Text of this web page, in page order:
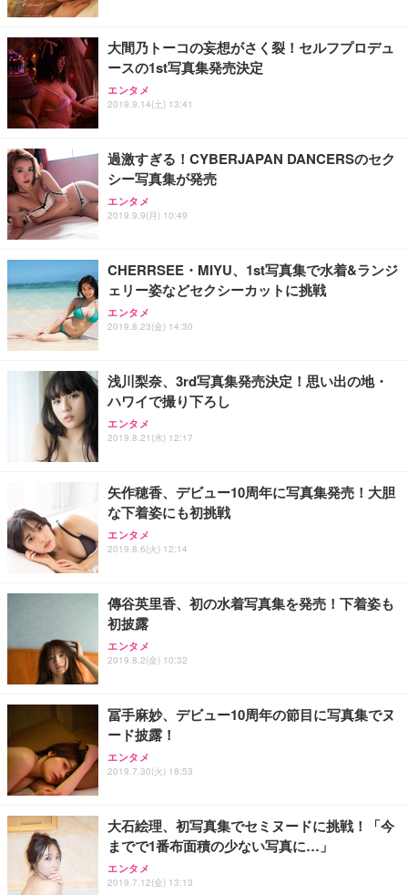
大間乃トーコの妄想がさく裂！セルフプロデュ
ースの1st写真集発売決定
エンタメ
2019.9.14(土) 13:41
過激すぎる！CYBERJAPAN DANCERSのセク
シー写真集が発売
エンタメ
2019.9.9(月) 10:49
CHERRSEE・MIYU、1st写真集で水着&ランジ
ェリー姿などセクシーカットに挑戦
エンタメ
2019.8.23(金) 14:30
浅川梨奈、3rd写真集発売決定！思い出の地・
ハワイで撮り下ろし
エンタメ
2019.8.21(水) 12:17
矢作穂香、デビュー10周年に写真集発売！大胆
な下着姿にも初挑戦
エンタメ
2019.8.6(火) 12:14
傳谷英里香、初の水着写真集を発売！下着姿も
初披露
エンタメ
2019.8.2(金) 10:32
冨手麻妙、デビュー10周年の節目に写真集でヌ
ード披露！
エンタメ
2019.7.30(火) 18:53
大石絵理、初写真集でセミヌードに挑戦！「今
までで1番布面積の少ない写真に…」
エンタメ
2019.7.12(金) 13:13